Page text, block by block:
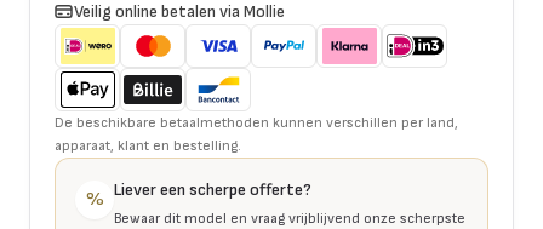
Veilig online betalen via Mollie
De beschikbare betaalmethoden kunnen verschillen per land,
apparaat, klant en bestelling.
% Liever een scherpe offerte?
Bewaar dit model en vraag vrijblijvend onze scherpste